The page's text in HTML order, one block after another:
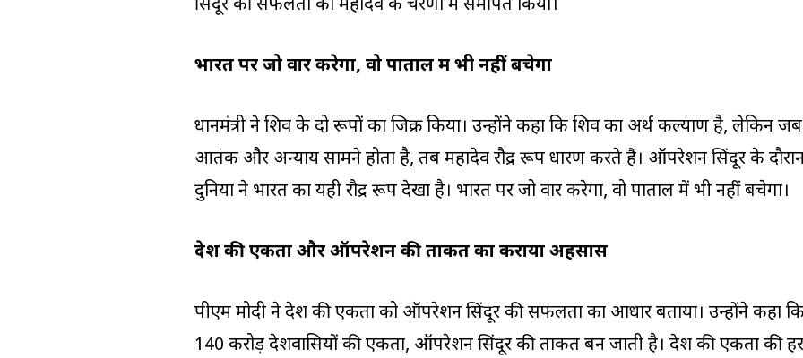
सिंदूर की सफलता को महादेव के चरणों में समर्पित किया।
भारत पर जो वार करेगा, वो पाताल में भी नहीं बचेगा
प्रधानमंत्री ने शिव के दो रूपों का जिक्र किया। उन्होंने कहा कि शिव का अर्थ कल्याण है, लेकिन जब
आतंक और अन्याय सामने होता है, तब महादेव रौद्र रूप धारण करते हैं। ऑपरेशन सिंदूर के
दुनिया ने भारत का यही रौद्र रूप देखा है। भारत पर जो वार करेगा, वो पाताल में भी नहीं बचेगा।
देश की एकता और ऑपरेशन की ताकत का कराया अहसास
पीएम मोदी ने देश की एकता को ऑपरेशन सिंदूर की सफलता का आधार बताया। उन्होंने कहा
140 करोड़ देशवासियों की एकता, ऑपरेशन सिंदूर की ताकत बन जाती है। देश की एकता की हर